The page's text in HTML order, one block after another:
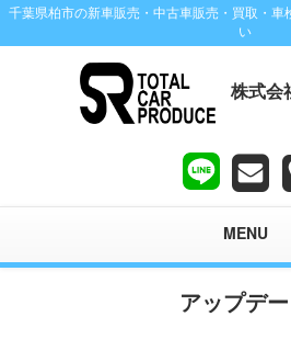
千葉県柏市の新車販売・中古車販売・買取・車
い
株式会
MENU
アップデ